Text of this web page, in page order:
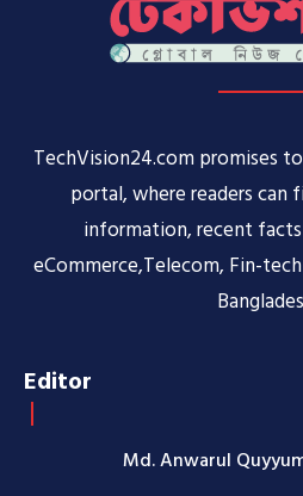
TechVision24.com promises
portal, where readers
information, recent
eCommerce,Telecom, Fin-
Editor
Md. Anwarul